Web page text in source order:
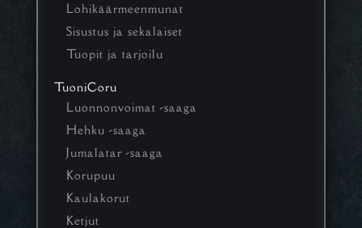
Lohikäärmeenmunat
Sisustus ja sekalaiset
Tuopit ja tarjoilu
TuoniCoru
Luonnonvoimat -saaga
Hehku -saaga
Jumalatar -saaga
Korupuu
Kaulakorut
Ketjut